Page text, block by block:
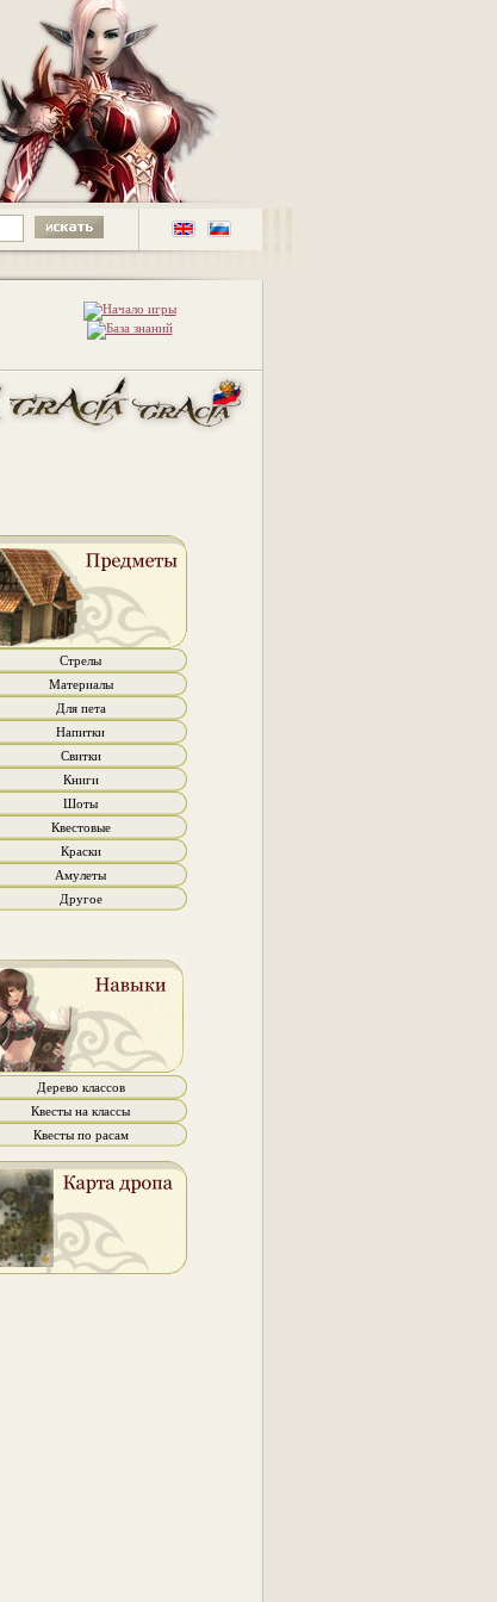
Стрелы
Материалы
Для пета
Напитки
Свитки
Книги
Шоты
Квестовые
Краски
Амулеты
Другое
Дерево классов
Квесты на классы
Квесты по расам